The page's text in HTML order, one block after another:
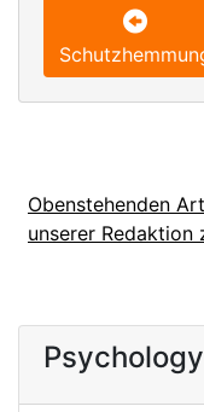
Obenstehenden
unserer Redaktion